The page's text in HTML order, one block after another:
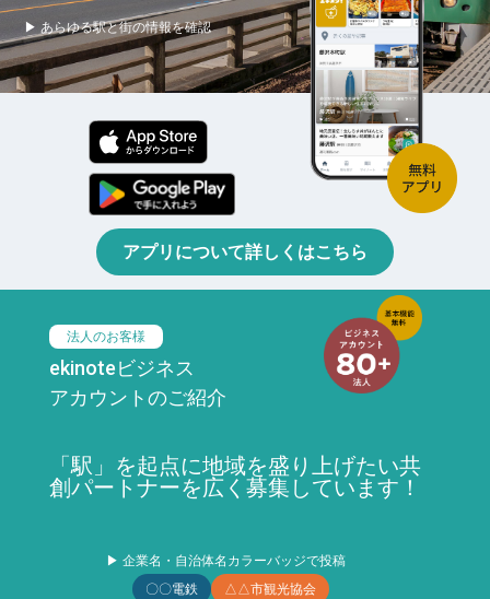
▶ あらゆる駅と街の情報を確認
アプリについて詳しくはこちら
法人のお客様
ekinoteビジネス
アカウントのご紹介
「駅」を起点に地域を盛り上げたい共
創パートナーを広く募集しています！
▶ 企業名・自治体名カラーバッジで投稿
〇〇電鉄
△△市観光協会